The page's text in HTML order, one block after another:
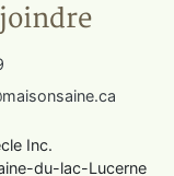
Inc.
du-lac-Lucerne